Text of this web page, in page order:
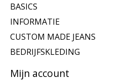
BASICS
INFORMATIE
CUSTOM MADE JEANS
BEDRIJFSKLEDING
Mijn account